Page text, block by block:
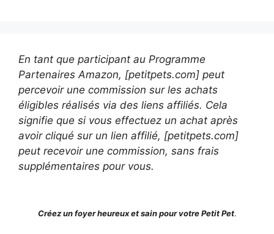
En tant que participant au Programme
Partenaires Amazon, [petitpets.com] peut
percevoir une commission sur les achats
éligibles réalisés via des liens affiliés. Cela
signifie que si vous effectuez un achat après
avoir cliqué sur un lien affilié, [petitpets.com]
peut recevoir une commission, sans frais
supplémentaires pour vous.
Créez un foyer heureux et sain pour votre Petit Pet.